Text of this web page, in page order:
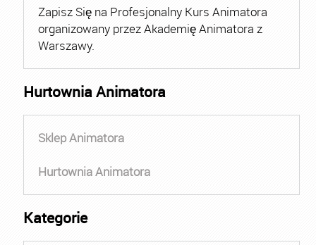
Zapisz Się na Profesjonalny Kurs Animatora
organizowany przez Akademię Animatora z
Warszawy.
Hurtownia Animatora
Sklep Animatora
Hurtownia Animatora
Kategorie